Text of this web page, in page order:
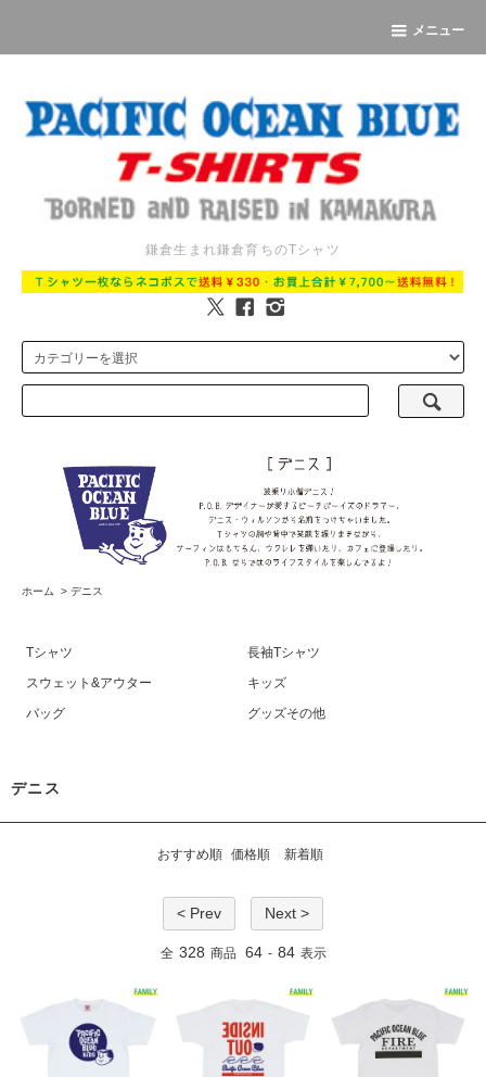
メニュー
鎌倉生まれ鎌倉育ちのTシャツ
ホーム > デニス
Tシャツ
長袖Tシャツ
スウェット&アウター
キッズ
バッグ
グッズその他
デニス
おすすめ順 価格順 新着順
< Prev Next >
全 328 商品 64 - 84 表示